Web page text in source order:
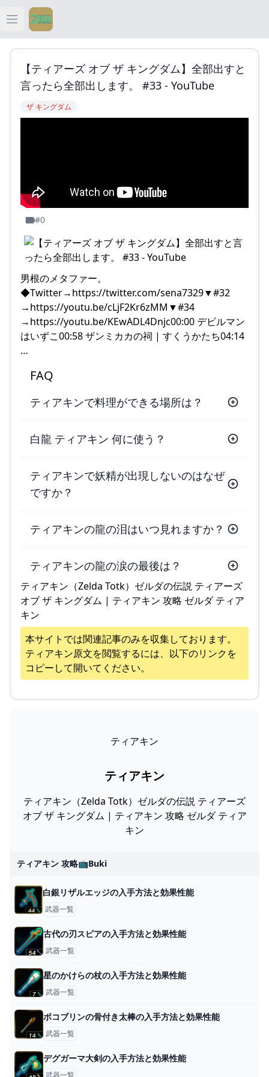
Open main menu
ティアキン
ティアキン 祠
【ティアーズ オブ ザ キングダム】全部出すと
言ったら全部出します。 #33 - YouTube
ザ キングダム
#0
男根のメタファー。
◆Twitter→https://twitter.com/sena7329▼#32
→https://youtu.be/cLjF2Kr6zMM▼#34
→https://youtu.be/KEwADL4Dnjc00:00 デビルマン
はいずこ00:58 ザンミカカの祠 | すくうかたち04:14
…
FAQ
ティアキンで料理ができる場所は？
白龍 ティアキン 何に使う？
ティアキンで妖精が出現しないのはなぜ
ですか？
ティアキンの龍の泪はいつ見れますか？
ティアキンの龍の涙の最後は？
ティアキン（Zelda Totk）ゼルダの伝説 ティアーズ
オブ ザ キングダム | ティアキン 攻略 ゼルダ ティア
キン
本サイトでは関連記事のみを収集しております。
ティアキン原文を閲覧するには、以下のリンクを
コピーして開いてください。
ティアキン
ティアキン
ティアキン（Zelda Totk）ゼルダの伝説 ティアーズ
オブ ザ キングダム | ティアキン 攻略 ゼルダ ティア
キン
ティアキン 攻略📺buki
白銀リザルエッジの入手方法と効果性能
武器一覧
古代の刃スピアの入手方法と効果性能
武器一覧
星のかけらの杖の入手方法と効果性能
武器一覧
ボコブリンの骨付き太棒の入手方法と効果性能
武器一覧
デグガーマ大剣の入手方法と効果性能
武器一覧